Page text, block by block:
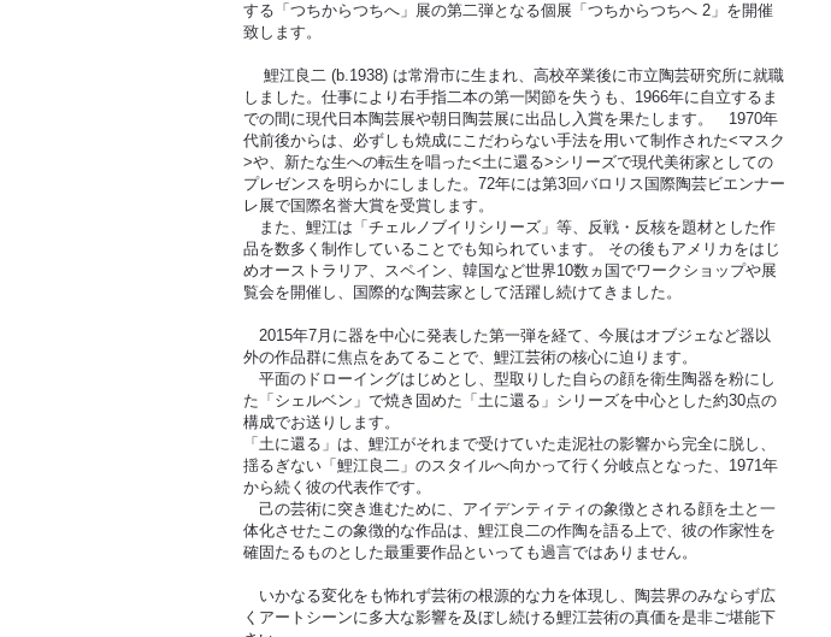
する「つちからつちへ」展の第二弾となる個展「つちからつちへ 2」を開催
致します。
鯉江良二 (b.1938) は常滑市に生まれ、高校卒業後に市立陶芸研究所に就職
しました。仕事により右手指二本の第一関節を失うも、1966年に自立するま
での間に現代日本陶芸展や朝日陶芸展に出品し入賞を果たします。 1970年
代前後からは、必ずしも焼成にこだわらない手法を用いて制作された<マスク
>や、新たな生への転生を唱った<土に還る>シリーズで現代美術家としての
プレゼンスを明らかにしました。72年には第3回バロリス国際陶芸ビエンナー
レ展で国際名誉大賞を受賞します。
また、鯉江は「チェルノブイリシリーズ」等、反戦・反核を題材とした作
品を数多く制作していることでも知られています。 その後もアメリカをはじ
めオーストラリア、スペイン、韓国など世界10数ヵ国でワークショップや展
覧会を開催し、国際的な陶芸家として活躍し続けてきました。
2015年7月に器を中心に発表した第一弾を経て、今展はオブジェなど器以
外の作品群に焦点をあてることで、鯉江芸術の核心に迫ります。
平面のドローイングはじめとし、型取りした自らの顔を衛生陶器を粉にし
た「シェルベン」で焼き固めた「土に還る」シリーズを中心とした約30点の
構成でお送りします。
「土に還る」は、鯉江がそれまで受けていた走泥社の影響から完全に脱し、
揺るぎない「鯉江良二」のスタイルへ向かって行く分岐点となった、1971年
から続く彼の代表作です。
己の芸術に突き進むために、アイデンティティの象徴とされる顔を土と一
体化させたこの象徴的な作品は、鯉江良二の作陶を語る上で、彼の作家性を
確固たるものとした最重要作品といっても過言ではありません。
いかなる変化をも怖れず芸術の根源的な力を体現し、陶芸界のみならず広
くアートシーンに多大な影響を及ぼし続ける鯉江芸術の真価を是非ご堪能下